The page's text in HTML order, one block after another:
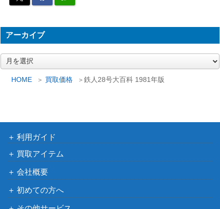
HOME 買取価格 鉄人28号大百科 1981年版
アーカイブ
ー
利用ガイド
買取アイテム
会社概要
初めての方へ